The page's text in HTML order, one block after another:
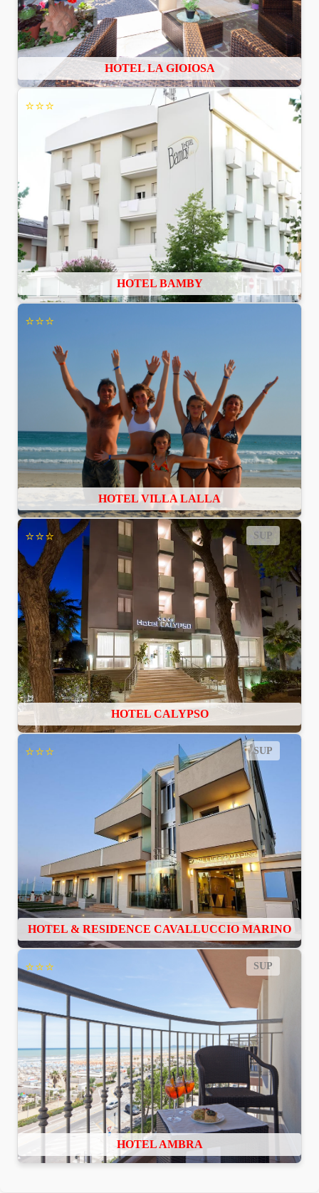
HOTEL LA GIOIOSA
⭐⭐⭐
HOTEL BAMBY
⭐⭐⭐
HOTEL VILLA LALLA
⭐⭐⭐ SUP
HOTEL CALYPSO
⭐⭐⭐ SUP
HOTEL & RESIDENCE CAVALLUCCIO MARINO
⭐⭐⭐ SUP
HOTEL AMBRA